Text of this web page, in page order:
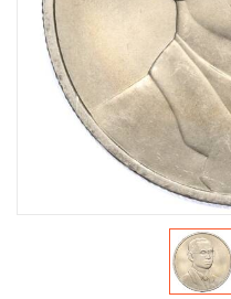
Юбилейные монеты Банка
Памятные и
Иностранные монеты
Неофициальные выпуски
Античные и